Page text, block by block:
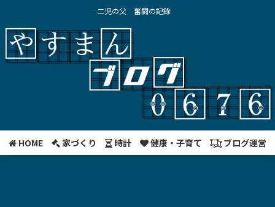
二児の父 奮闘の記錄
HOME 家づくり 時計 健康・子育て ブログ運営